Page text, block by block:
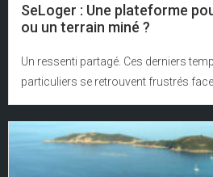
SeLoger : Une plateforme
ou un terrain miné ?
Un ressenti partagé. Ces derniers
particuliers se retrouvent frustrés face